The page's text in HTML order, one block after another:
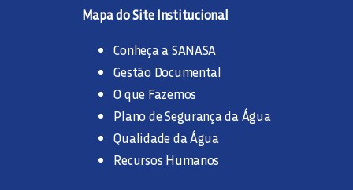
Mapa do Site Institucional
Conheça a SANASA
Gestão Documental
O que Fazemos
Plano de Segurança da Água
Qualidade da Água
Recursos Humanos